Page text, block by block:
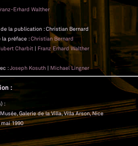
Erhard Walther
la publication : Christian Bernard
la préface :Christian Bernard
Charbit | Franz Erhard Walther
:Joseph Kosuth | Michael Lingner
:
:
Galerie de la Villa, Villa Arson, Nice
1990